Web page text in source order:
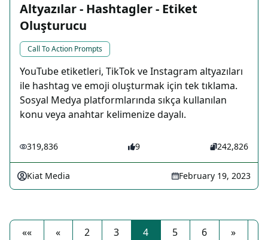
Altyazılar - Hashtagler - Etiket
Oluşturucu
Call To Action Prompts
YouTube etiketleri, TikTok ve Instagram altyazıları
ile hashtag ve emoji oluşturmak için tek tıklama.
Sosyal Medya platformlarında sıkça kullanılan
konu veya anahtar kelimenize dayalı.
319,836 9 242,826
Kiat Media February 19, 2023
«« « 2 3 4 5 6
»